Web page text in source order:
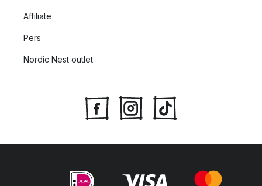
Affiliate
Pers
Nordic Nest outlet